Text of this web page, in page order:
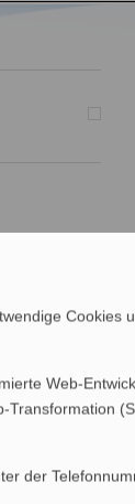
anbietet?
und
Cookies
Web-
Transformation
der